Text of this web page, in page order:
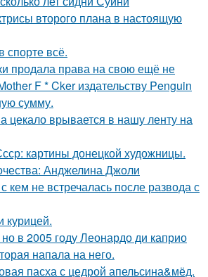
второго плана в настоящую
спорте всё.
продала права на свою ещё не
F * Cker издательству Penguin
сумму.
цекало врывается в нашу ленту на
картины донецкой художницы.
Анджелина Джоли
кем не встречалась после развода с
курицей.
в 2005 году Леонардо ди каприо
напала на него.
пасха с цедрой апельсина&мёд.